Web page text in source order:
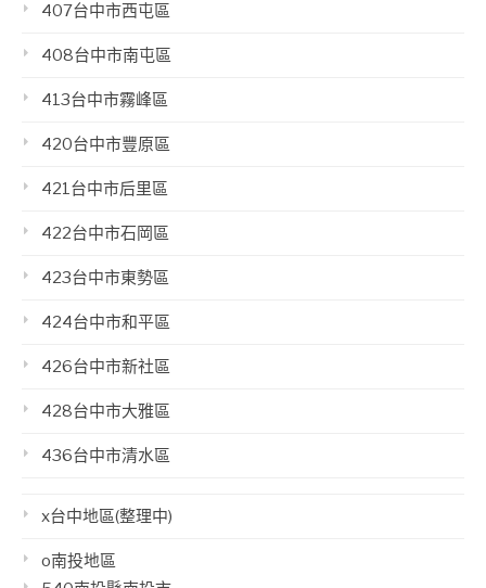
407台中市西屯區
408台中市南屯區
413台中市霧峰區
420台中市豐原區
421台中市后里區
422台中市石岡區
423台中市東勢區
424台中市和平區
426台中市新社區
428台中市大雅區
436台中市清水區
x台中地區(整理中)
o南投地區